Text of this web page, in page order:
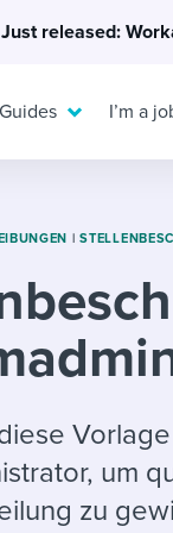
Just released:
candidates
hiring pipelines
templates
checklists
& reports
I’m a
resources
|
um
zu